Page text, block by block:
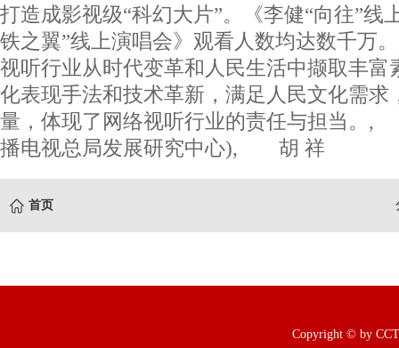
打造成影视级“科幻大片”。《李健“向往”线
铁之翼”线上演唱会》观看人数均达数千
视听行业从时代变革和人民生活中撷取丰富
化表现手法和技术革新，满足人民文化需求
量，体现了网络视听行业的责任与担当
播电视总局发展研究中心), 胡 祥
首页
Copyright © by